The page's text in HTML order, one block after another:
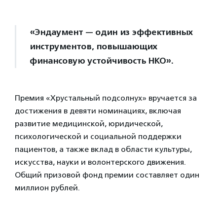
«Эндаумент — один из эффективных
инструментов, повышающих
финансовую устойчивость НКО».
Премия «Хрустальный подсолнух» вручается за
достижения в девяти номинациях, включая
развитие медицинской, юридической,
психологической и социальной поддержки
пациентов, а также вклад в области культуры,
искусства, науки и волонтерского движения.
Общий призовой фонд премии составляет один
миллион рублей.